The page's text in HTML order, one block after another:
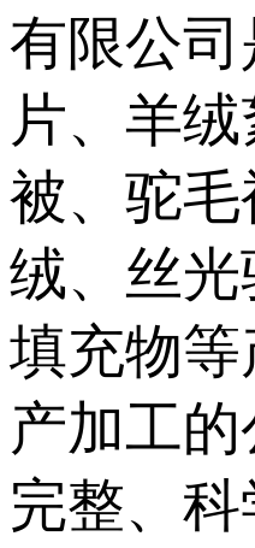
有限公
片、羊
被、驼
绒、丝
填充物
产加工
完整、